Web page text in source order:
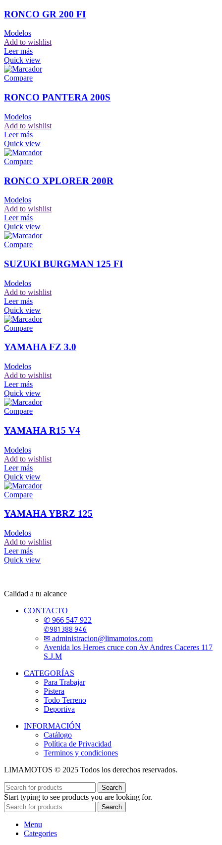
RONCO GR 200 FI
Modelos
Add to wishlist
Leer más
Quick view
Compare
RONCO PANTERA 200S
Modelos
Add to wishlist
Leer más
Quick view
Compare
RONCO XPLORER 200R
Modelos
Add to wishlist
Leer más
Quick view
Compare
SUZUKI BURGMAN 125 FI
Modelos
Add to wishlist
Leer más
Quick view
Compare
YAMAHA FZ 3.0
Modelos
Add to wishlist
Leer más
Quick view
Compare
YAMAHA R15 V4
Modelos
Add to wishlist
Leer más
Quick view
Compare
YAMAHA YBRZ 125
Modelos
Add to wishlist
Leer más
Quick view
Calidad a tu alcance
CONTACTO
✆ 966 547 922
✆981 388 946
✉ administracion@limamotos.com
Avenida los Heroes cruce con Av Andres Caceres 117
S.J.M
CATEGORÍAS
Para Trabajar
Pistera
Todo Terreno
Deportiva
INFORMACIÓN
Catálogo
Política de Privacidad
Terminos y condiciones
LIMAMOTOS © 2025 Todos los derechos reservados.
Search
Start typing to see products you are looking for.
Search
Menu
Categories